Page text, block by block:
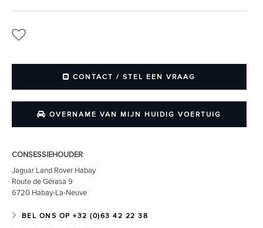
CONTACT / STEL EEN VRAAG
OVERNAME VAN MIJN HUIDIG VOERTUIG
CONSESSIEHOUDER
Jaguar Land Rover Habay
Route de Gérasa 9
6720 Habay-La-Neuve
BEL ONS OP +32 (0)63 42 22 38